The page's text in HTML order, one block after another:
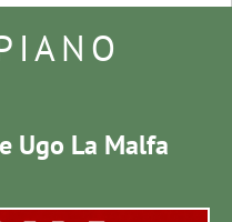
Ugo La Malfa